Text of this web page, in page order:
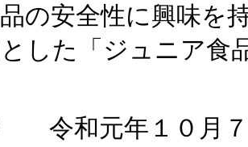
の安全性に興味を
した「ジュニア食
令和元年１０月